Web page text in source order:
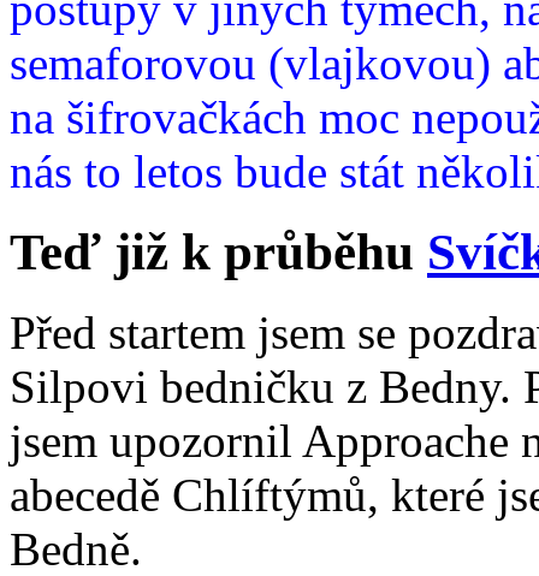
semaforovou (vlajkovou)
na šifrovačkách moc
nás to letos bude stát
Teď již k průběhu
Před startem jsem se
Silpovi bedničku z Bedny.
jsem upozornil Approache
abecedě Chlíftýmů, které
Bedně.